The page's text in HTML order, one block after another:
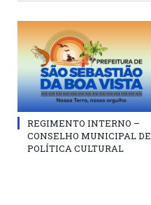
REGIMENTO INTERNO –
CONSELHO MUNICIPAL DE
POLÍTICA CULTURAL